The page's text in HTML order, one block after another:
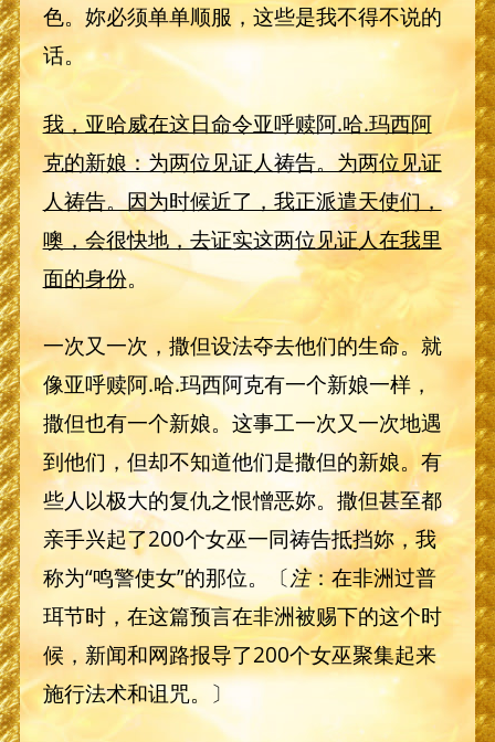
色。妳必须单单顺服，这些是我不得不说的
话。
我，亚哈威在这日命令亚呼赎阿.哈.玛西阿
克的新娘：为两位见证人祷告。为两位见证
人祷告。因为时候近了，我正派遣天使们，
噢，会很快地，去证实这两位见证人在我里
面的身份。
一次又一次，撒但设法夺去他们的生命。就
像亚呼赎阿.哈.玛西阿克有一个新娘一样，
撒但也有一个新娘。这事工一次又一次地遇
到他们，但却不知道他们是撒但的新娘。有
些人以极大的复仇之恨憎恶妳。撒但甚至都
亲手兴起了200个女巫一同祷告抵挡妳，我
称为“鸣警使女”的那位。〔注：在非洲过普
珥节时，在这篇预言在非洲被赐下的这个时
候，新闻和网路报导了200个女巫聚集起来
施行法术和诅咒。〕